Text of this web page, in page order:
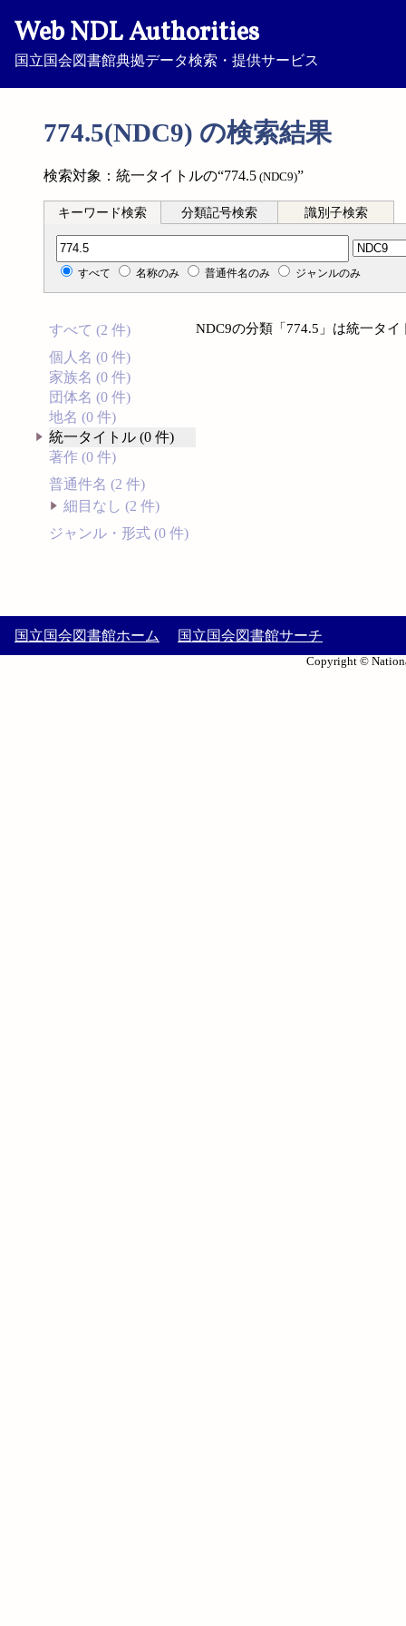
Web NDL Authorities
国立国会図書館典拠データ検索・提供サービス
774.5(NDC9) の検索結果
検索対象：統一タイトルの“774.5 (NDC9)”
キーワード検索 分類記号検索 識別子検索
分類記号検索
すべて 名称のみ 普通件名のみ ジャンルのみ
すべて (2 件)
個人名 (0 件)
家族名 (0 件)
団体名 (0 件)
地名 (0 件)
統一タイトル (0 件)
著作 (0 件)
普通件名 (2 件)
細目なし (2 件)
ジャンル・形式 (0 件)
NDC9の分類「774.5」は統一タ
国立国会図書館ホーム 国立国会図書館サーチ
Copyright ©